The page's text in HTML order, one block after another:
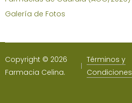
Galería de Fotos
Copyright © 2026
Farmacia Celina.
Términos y
Condiciones